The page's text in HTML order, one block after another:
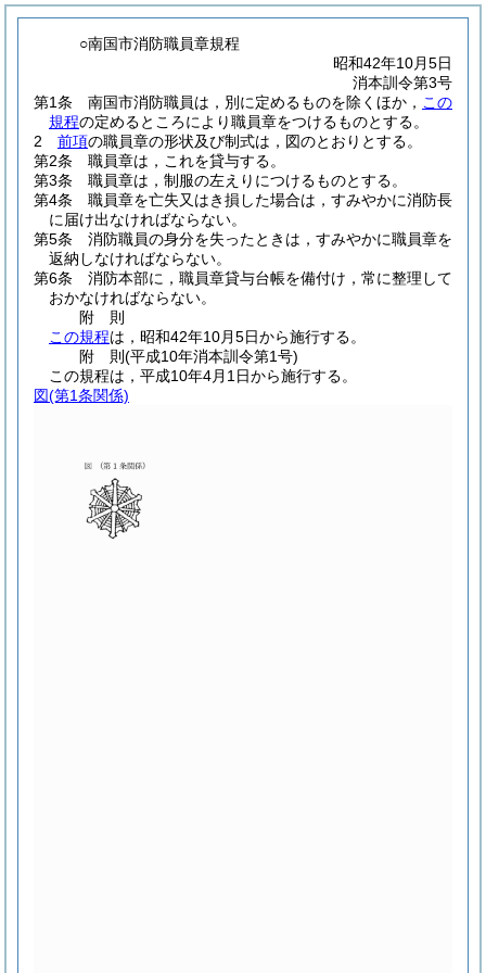
○南国市消防職員章規程
昭和42年10月5日
消本訓令第3号
第1条
南国市消防職員は，別に定めるものを除くほか， この
規程の定めるところにより職員章をつけるものとする。
2
前項の職員章の形状及び制式は，図のとおりとする。
第2条
職員章は，これを貸与する。
第3条
職員章は，制服の左えりにつけるものとする。
第4条
職員章を亡失又はき損した場合は，すみやかに消防長
に届け出なければならない。
第5条
消防職員の身分を失ったときは，すみやかに職員章を
返納しなければならない。
第6条
消防本部に，職員章貸与台帳を備付け，常に整理して
おかなければならない。
附 則
この規程は，昭和42年10月5日から施行する。
附 則(平成10年消本訓令第1号)
この規程は，平成10年4月1日から施行する。
図(第1条関係)